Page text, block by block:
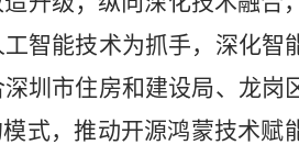
智能技术为抓手，深化智
圳市住房和建设局、龙岗
式，推动开源鸿蒙技术赋